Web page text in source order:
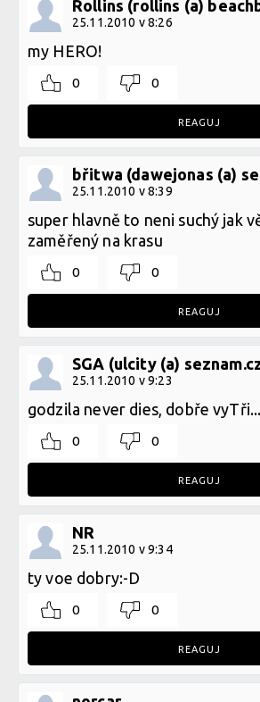
Rollins (rollins (a)
25.11.2010 v 8:26
my HERO!
0 0
REAGUJ
břitwa (dawejonas (a)
25.11.2010 v 8:39
super hlavně to neni suchý jak
zaměřený na krasu
0 0
REAGUJ
SGA (ulcity (a)
25.11.2010 v 9:23
godzila never dies, dobře vyTři...
0 0
REAGUJ
NR
25.11.2010 v 9:34
ty voe dobry:-D
0 0
REAGUJ